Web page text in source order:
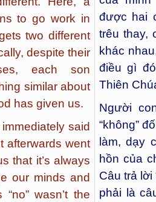
to go work in
two different
despite their
each son
similar about
has given us.
said
afterwards went
that it’s always
our minds and
“no” wasn’t the
được hai
trêu thay,
khác
điều gì
Thiên
Người
“không”
làm, dạy
hồn của
Câu trả lời
phải là